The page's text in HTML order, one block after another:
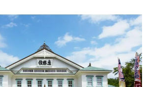
田県のおすすめ温泉をご紹介します！